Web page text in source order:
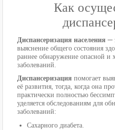
Как
Диспансеризация населения ─
выяснение общего состояния
раннее обнаружение опасной и
заболеваний.
Диспансеризация помогает
её развития, тогда, когда она
практически полностью
уделяется обследованиям для
заболеваний:
Сахарного диабета.